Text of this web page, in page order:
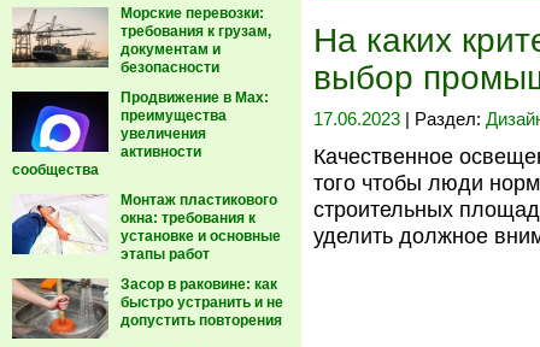
Морские перевозки:
требования к грузам,
документам и
безопасности
Продвижение в Max:
преимущества
увеличения
активности
сообщества
Монтаж пластикового
окна: требования к
установке и основные
этапы работ
Засор в раковине: как
быстро устранить и не
допустить повторения
На каких
выбор
17.06.2023 | Раздел:
Качественное
того чтобы люди
строительных
уделить должное